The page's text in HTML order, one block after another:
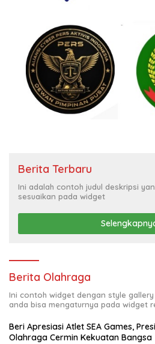
Berita Terbaru
Ini adalah contoh judul deskripsi
sesuaikan pada widget
Berita Olahraga
Ini contoh widget dengan style
anda bisa mengaturnya pada widget
Beri Apresiasi Atlet SEA Games,
Olahraga Cermin Kekuatan Bangsa